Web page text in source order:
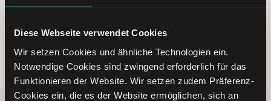
Diese Webseite verwendet Cookies
Wir setzen Cookies und ähnliche Technologien ein.
Notwendige Cookies sind zwingend erforderlich für das
Funktionieren der Website. Wir setzen zudem Präferenz-
Cookies ein, die es der Website ermöglichen, sich an